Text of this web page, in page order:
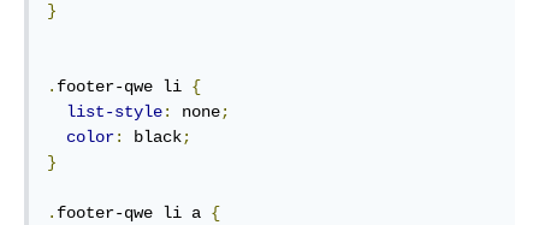
}
. footer-qwe li {
list-style: none;
color: black;
}
. footer-qwe li a {